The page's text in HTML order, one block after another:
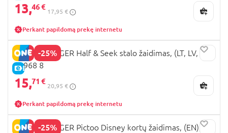
13,46 €
17,95 €
Perkant papildomą prekę internetu
-25%
E-KAINA
RAVENSBURGER Half & Seek stalo žaidimas, (LT, LV, EE),
24968 8
15,71 €
20,95 €
Perkant papildomą prekę internetu
-25%
RAVENSBURGER Pictoo Disney kortų žaidimas, (EN),